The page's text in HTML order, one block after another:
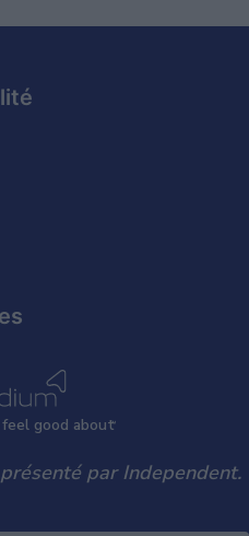
feel good about
par Independent.